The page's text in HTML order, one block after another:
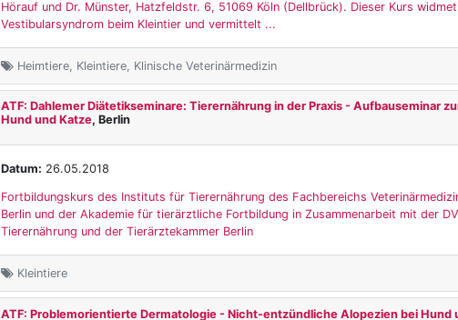
Hörauf und Dr. Münster, Hatzfeldstr. 6, 51069 Köln (Dellbrück). Dieser Kurs
Vestibularsyndrom beim Kleintier und vermittelt ...
Heimtiere, Kleintiere, Klinische Veterinärmedizin
ATF: Dahlemer Diätetikseminare: Tierernährung in der Praxis - Aufbauseminar
Hund und Katze, Berlin
Datum: 26.05.2018
Fortbildungskurs des Instituts für Tierernährung des Fachbereichs
Berlin und der Akademie für tierärztliche Fortbildung in Zusammenarbeit mit der
Tierernährung und der Tierärztekammer Berlin
Kleintiere
ATF: Problemorientierte Dermatologie - Nicht-entzündliche Alopezien bei Hund